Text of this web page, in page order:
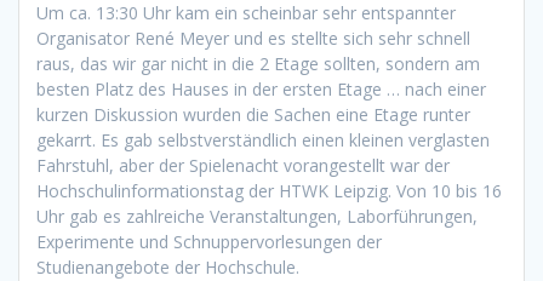
Um ca. 13:30 Uhr kam ein scheinbar sehr entspannter
Organisator René Meyer und es stellte sich sehr schnell
raus, das wir gar nicht in die 2 Etage sollten, sondern am
besten Platz des Hauses in der ersten Etage … nach einer
kurzen Diskussion wurden die Sachen eine Etage runter
gekarrt. Es gab selbstverständlich einen kleinen verglasten
Fahrstuhl, aber der Spielenacht vorangestellt war der
Hochschulinformationstag der HTWK Leipzig. Von 10 bis 16
Uhr gab es zahlreiche Veranstaltungen, Laborführungen,
Experimente und Schnuppervorlesungen der
Studienangebote der Hochschule.